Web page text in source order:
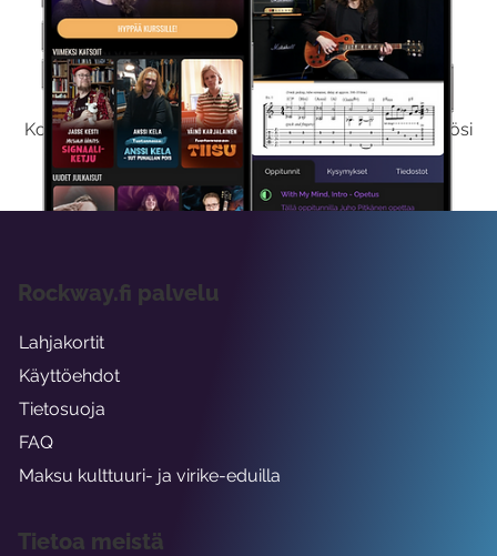
Kokeile Ilmaiseksi
Kokeilemalla ilmaiseksi saat koko sisältömme käyttöösi
viikon ajaksi.
Rockway.fi palvelu
Lahjakortit
Käyttöehdot
Tietosuoja
FAQ
Maksu kulttuuri- ja virike-eduilla
Tietoa meistä